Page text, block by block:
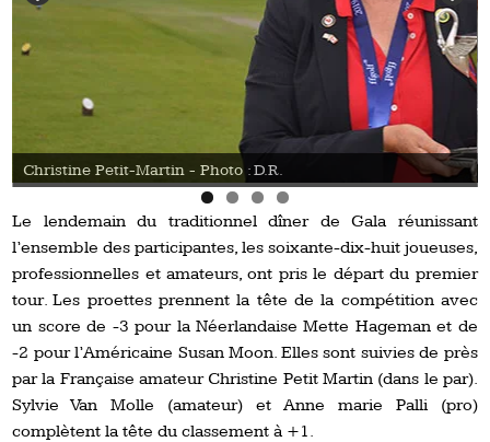
Christine Petit-Martin - Photo : D.R.
Le lendemain du traditionnel dîner de Gala réunissant
l’ensemble des participantes, les soixante-dix-huit joueuses,
professionnelles et amateurs, ont pris le départ du premier
tour. Les proettes prennent la tête de la compétition avec
un score de -3 pour la Néerlandaise Mette Hageman et de
-2 pour l’Américaine Susan Moon. Elles sont suivies de près
par la Française amateur Christine Petit Martin (dans le par).
Sylvie Van Molle (amateur) et Anne marie Palli (pro)
complètent la tête du classement à +1.